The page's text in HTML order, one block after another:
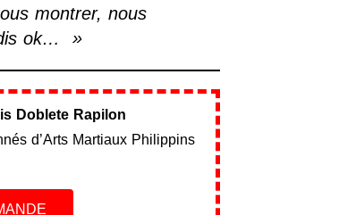
montrer, nous
ok… »
Doblete Rapilon
d’Arts Martiaux Philippins